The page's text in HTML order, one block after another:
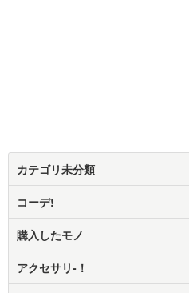
カテゴリ未分類
コーデ!
購入したモノ
アクセサリ-！